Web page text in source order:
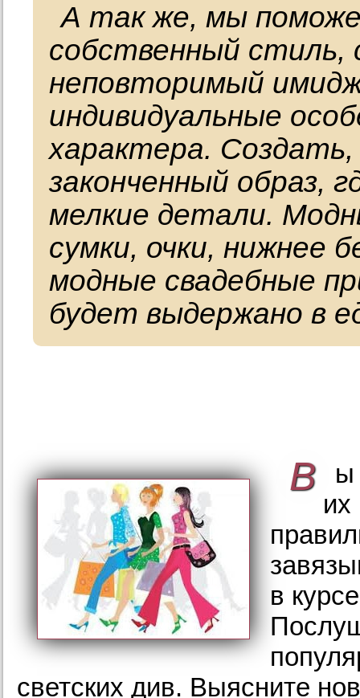
А так же, мы
собственный
неповторимый
индивидуальные
характера.
законченный образ,
мелкие детали.
сумки, очки, нижнее
модные свадебные
будет выдержано в
В
ы
их
в
светских див. Выясните